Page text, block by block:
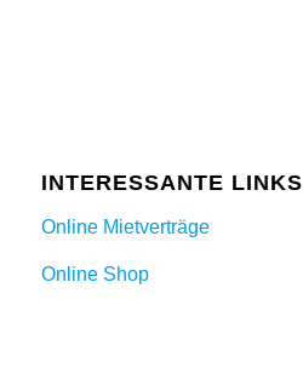
INTERESSANTE LINKS
Online Mietverträge
Online Shop